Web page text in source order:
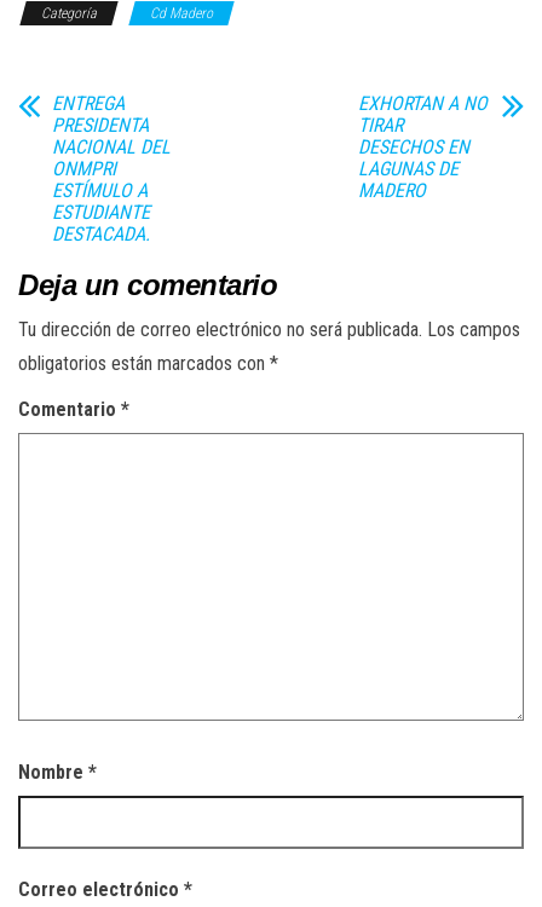
Categoría Cd Madero
ENTREGA
PRESIDENTA
NACIONAL DEL
ONMPRI
ESTÍMULO A
ESTUDIANTE
DESTACADA.
EXHORTAN A NO
TIRAR
DESECHOS EN
LAGUNAS DE
MADERO
Deja un comentario
Tu dirección de correo electrónico no será publicada. Los campos
obligatorios están marcados con *
Comentario *
Nombre *
Correo electrónico *